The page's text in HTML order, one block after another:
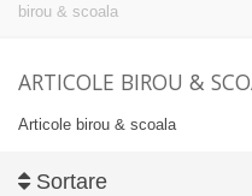
birou & scoala
ARTICOLE BIROU &
Articole birou & scoala
Sortare